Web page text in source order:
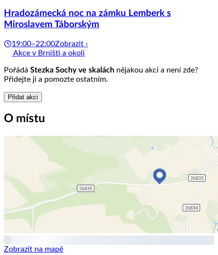
Hradozámecká noc na zámku Lemberk s
Miroslavem Táborským
19:00–22:00Zobrazit ›
Akce v Brništi a okolí
Pořádá Stezka Sochy ve skalách nějakou akci a není zde?
Přidejte ji a pomozte ostatním.
Přidat akci
O místu
Zobrazit na mapě